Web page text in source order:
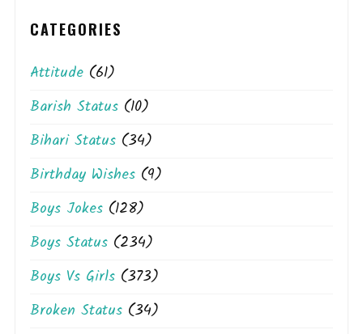
CATEGORIES
Attitude (61)
Barish Status (10)
Bihari Status (34)
Birthday Wishes (9)
Boys Jokes (128)
Boys Status (234)
Boys Vs Girls (373)
Broken Status (34)